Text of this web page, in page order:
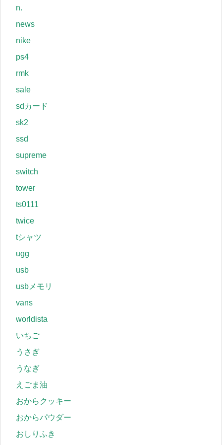
n.
news
nike
ps4
rmk
sale
sdカード
sk2
ssd
supreme
switch
tower
ts0111
twice
tシャツ
ugg
usb
usbメモリ
vans
worldista
いちご
うさぎ
うなぎ
えごま油
おからクッキー
おからパウダー
おしりふき